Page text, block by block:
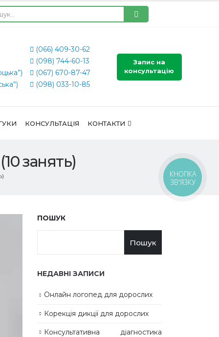
(066) 409-30-62
(098) 744-60-13
(067) 670-87-47
(098) 033-10-85
Запис на
консультацію
КОНСУЛЬТАЦІЯ КОНТАКТИ
занять)
ПОШУК
Пошук
НЕДАВНІ ЗАПИСИ
Онлайн логопед для дорослих
Корекція дикції для дорослих
Консультативна діагностика
КНОПКА
ЗВ'ЯЗКУ